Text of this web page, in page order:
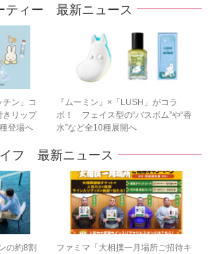
ティー 最新ニュース
チン」コ
リップ
登場へ
『ムーミン』×「LUSH」がコラ
ボ！ フェイス型の“バスボム”や“香
水”など全10種展開へ
フ 最新ニュース
の約8割
ファミマ「大相撲一月場所ご招待キ